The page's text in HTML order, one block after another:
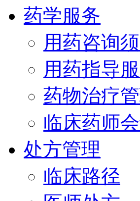
药学服务
用药咨询
用药指导
药物治疗
临床药师
处方管理
临床路径